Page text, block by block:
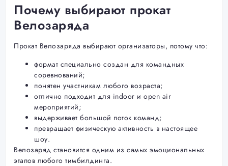
Почему выбирают прокат
Велозаряда
Прокат Велозаряда выбирают организаторы, потому что:
формат специально создан для командных
соревнований;
понятен участникам любого возраста;
отлично подходит для indoor и open air
мероприятий;
выдерживает большой поток команд;
превращает физическую активность в настоящее
шоу.
Велозаряд становится одним из самых эмоциональных
этапов любого тимбилдинга.